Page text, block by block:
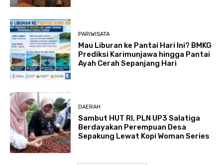
PARIWISATA
Mau Liburan ke Pantai Hari Ini? BMKG
Prediksi Karimunjawa hingga Pantai
Ayah Cerah Sepanjang Hari
DAERAH
Sambut HUT RI, PLN UP3 Salatiga
Berdayakan Perempuan Desa
Sepakung Lewat Kopi Woman Series